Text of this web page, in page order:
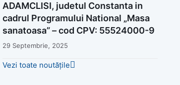
ADAMCLISI, judetul Constanta in
cadrul Programului National „Masa
sanatoasa” – cod CPV: 55524000-9
29 Septembrie, 2025
Vezi toate noutățile